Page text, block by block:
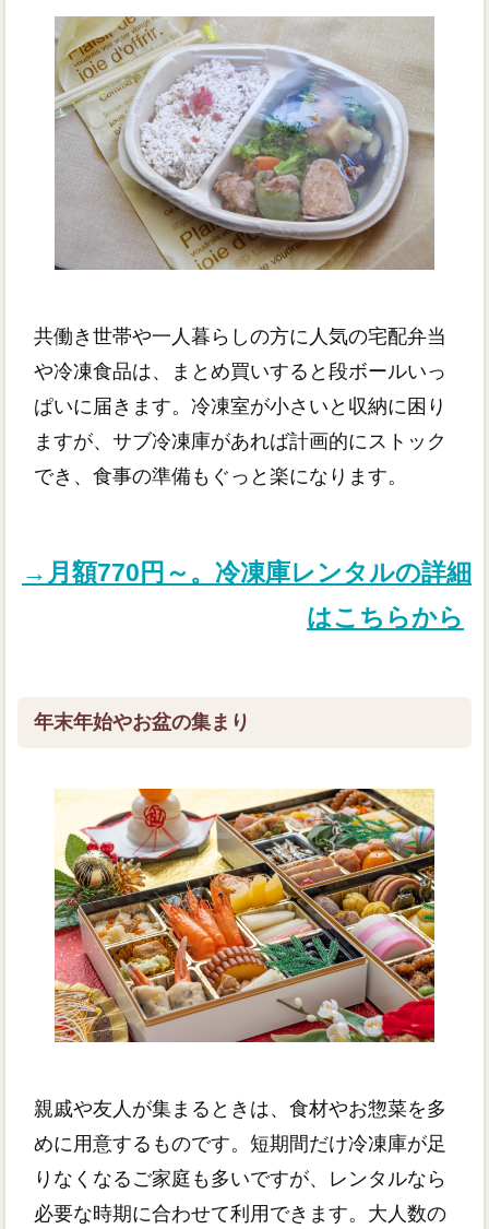
共働き世帯や一人暮らしの方に人気の宅配弁当
や冷凍食品は、まとめ買いすると段ボールいっ
ぱいに届きます。冷凍室が小さいと収納に困り
ますが、サブ冷凍庫があれば計画的にストック
でき、食事の準備もぐっと楽になります。
→月額770円～。冷凍庫レンタルの詳細
はこちらから
年末年始やお盆の集まり
親戚や友人が集まるときは、食材やお惣菜を多
めに用意するものです。短期間だけ冷凍庫が足
りなくなるご家庭も多いですが、レンタルなら
必要な時期に合わせて利用できます。大人数の